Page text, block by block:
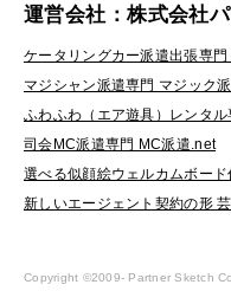
運営会社：株式会社
ケータリングカー派遣出張専
マジシャン派遣専門 マジック
ふわふわ（エア遊具）レンタ
司会MC派遣専門 MC派遣.net
選べる似顔絵ウェルカムボー
新しいエージェント契約の形
Copyright ©2009- Partner Sketch